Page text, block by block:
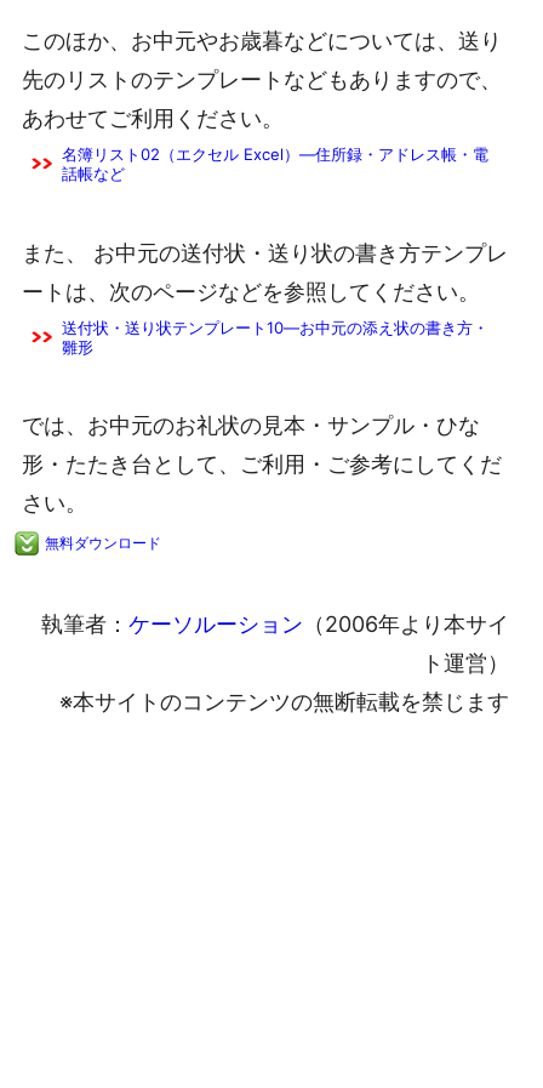
このほか、お中元やお歳暮などについては、送り
先のリストのテンプレートなどもありますので、
あわせてご利用ください。
名簿リスト02（エクセル Excel）―住所録・アドレス帳・電
話帳など
また、 お中元の送付状・送り状の書き方テンプレ
ートは、次のページなどを参照してください。
送付状・送り状テンプレート10―お中元の添え状の書き方・
雛形
では、お中元のお礼状の見本・サンプル・ひな
形・たたき台として、ご利用・ご参考にしてくだ
さい。
無料ダウンロード
執筆者： ケーソルーション （2006年より本サイ
ト運営）
※本サイトのコンテンツの無断転載を禁じます